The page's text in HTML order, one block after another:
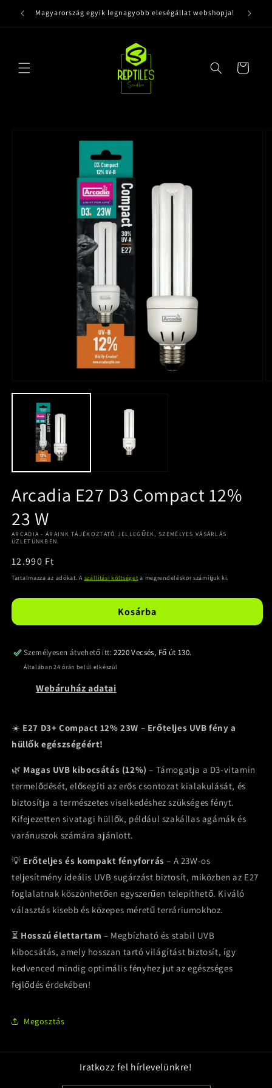
tartalomhoz
Magyarország egyik legnagyobb eleségállat webshopja!
Kosár
Arcadia E27 D3 Compact 12%
23 W
ARCADIA - ÁRAINK TÁJÉKOZTATÓ JELLEGŰEK, SZEMÉLYES VÁSÁRLÁS
ÜZLETÜNKBEN.
Normál
ár
12.990 Ft
Tartalmazza az adókat. A szállítási költséget a megrendeléskor számítjuk ki.
Kosárba
Személyesen átvehető itt:2220 Vecsés, Fő út 130.
Általában 24 órán belül elkészül
Webáruház adatai
☀️ E27 D3+ Compact 12% 23W – Erőteljes UVB fény a
hüllők egészségéért!
🌿 Magas UVB kibocsátás (12%) – Támogatja a D3-vitamin
termelődését, elősegíti az erős csontozat kialakulását, és
biztosítja a természetes viselkedéshez szükséges fényt.
Kifejezetten sivatagi hüllők, például szakállas agámák és
varánuszok számára ajánlott.
💡 Erőteljes és kompakt fényforrás – A 23W-os
teljesítmény ideális UVB sugárzást biztosít, miközben az E27
foglalatnak köszönhetően egyszerűen telepíthető. Kiváló
választás kisebb és közepes méretű terráriumokhoz.
⏳ Hosszú élettartam – Megbízható és stabil UVB
kibocsátás, amely hosszan tartó világítást biztosít, így
kedvenced mindig optimális fényhez jut az egészséges
fejlődés érdekében!
Megosztás
Iratkozz fel hírlevelünkre!